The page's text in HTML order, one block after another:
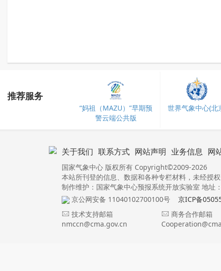
推荐服务
“妈祖（MAZU）”早期预
警云端公共版
世界气象中心(北
关于我们 联系方式 网站声明 业务信息 网
国家气象中心 版权所有 Copyright©2009-2026
本站所刊登的信息、数据和各种专栏材料，未经授
制作维护：国家气象中心预报系统开放实验室 地址
京公网安备 11040102700100号
京ICP备
技术支持邮箱
nmccn@cma.gov.cn
商务合作邮箱